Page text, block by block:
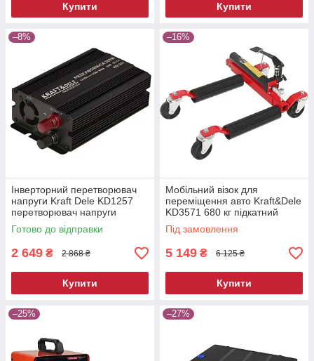
Купити Купити
–8%
Інверторний перетворювач
напруги Kraft Dele KD1257
перетворювач напруги
автомобільний
Готово до відправки
2 649 ₴ 2 868 ₴
Купити
–16%
Мобільний візок для
переміщення авто Kraft&Dele
KD3571 680 кг підкатний
ролик для автосервісу
Під замовлення
5 149 ₴ 6 125 ₴
Купити
–25% –27%